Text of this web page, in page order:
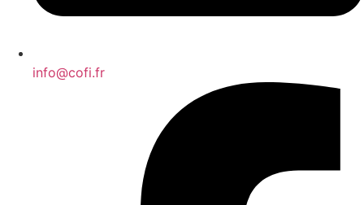
info@cofi.fr